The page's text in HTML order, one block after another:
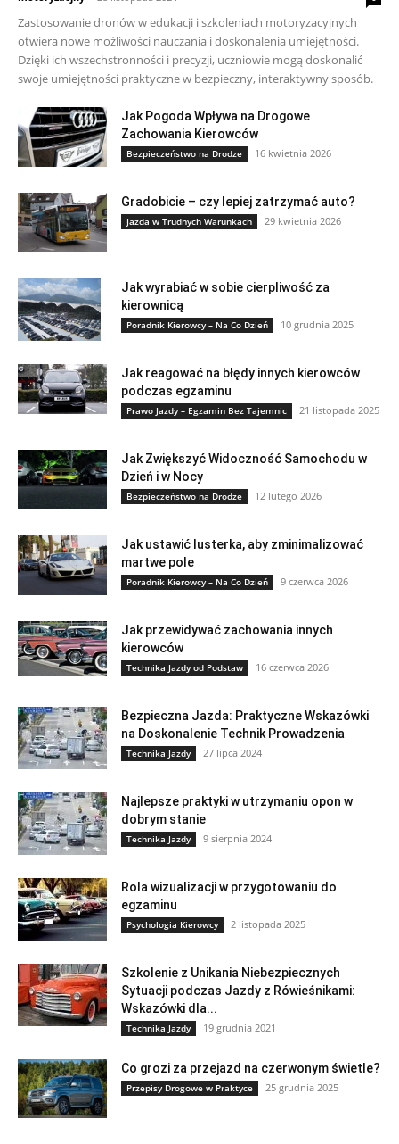
Zastosowanie dronów w edukacji i szkoleniach motoryzacyjnych
otwiera nowe możliwości nauczania i doskonalenia umiejętności.
Dzięki ich wszechstronności i precyzji, uczniowie mogą doskonalić
swoje umiejętności praktyczne w bezpieczny, interaktywny sposób.
Jak Pogoda Wpływa na Drogowe
Zachowania Kierowców
Bezpieczeństwo na Drodze 16 kwietnia 2026
Gradobicie – czy lepiej zatrzymać auto?
Jazda w Trudnych Warunkach 29 kwietnia 2026
Jak wyrabiać w sobie cierpliwość za
kierownicą
Poradnik Kierowcy – Na Co Dzień 10 grudnia 2025
Jak reagować na błędy innych kierowców
podczas egzaminu
Prawo Jazdy – Egzamin Bez Tajemnic 21 listopada 2025
Jak Zwiększyć Widoczność Samochodu w
Dzień i w Nocy
Bezpieczeństwo na Drodze 12 lutego 2026
Jak ustawić lusterka, aby zminimalizować
martwe pole
Poradnik Kierowcy – Na Co Dzień 9 czerwca 2026
Jak przewidywać zachowania innych
kierowców
Technika Jazdy od Podstaw 16 czerwca 2026
Bezpieczna Jazda: Praktyczne Wskazówki
na Doskonalenie Technik Prowadzenia
Technika Jazdy 27 lipca 2024
Najlepsze praktyki w utrzymaniu opon w
dobrym stanie
Technika Jazdy 9 sierpnia 2024
Rola wizualizacji w przygotowaniu do
egzaminu
Psychologia Kierowcy 2 listopada 2025
Szkolenie z Unikania Niebezpiecznych
Sytuacji podczas Jazdy z Rówieśnikami:
Wskazówki dla...
Technika Jazdy 19 grudnia 2021
Co grozi za przejazd na czerwonym świetle?
Przepisy Drogowe w Praktyce 25 grudnia 2025